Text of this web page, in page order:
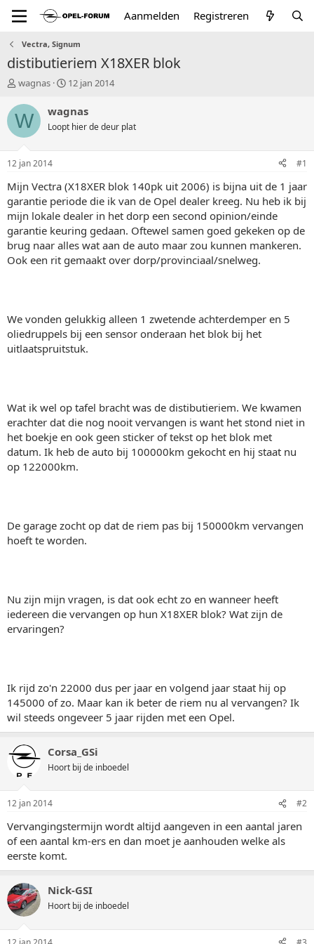
Aanmelden Registreren
Vectra, Signum
distibutieriem X18XER blok
T
p
i
t
a
r
t
e
r
wagnas
S
a
r
t
u
m
12 jan 2014
W wagnas
Loopt hier de deur plat
12 jan 2014 #1
Mijn Vectra (X18XER blok 140pk uit 2006) is bijna uit de 1 jaar
garantie periode die ik van de Opel dealer kreeg. Nu heb ik bij
mijn lokale dealer in het dorp een second opinion/einde
garantie keuring gedaan. Oftewel samen goed gekeken op de
brug naar alles wat aan de auto maar zou kunnen mankeren.
Ook een rit gemaakt over dorp/provinciaal/snelweg.
We vonden gelukkig alleen 1 zwetende achterdemper en 5
oliedruppels bij een sensor onderaan het blok bij het
uitlaatspruitstuk.
Wat ik wel op tafel bracht was de distibutieriem. We kwamen
erachter dat die nog nooit vervangen is want het stond niet in
het boekje en ook geen sticker of tekst op het blok met
datum. Ik heb de auto bij 100000km gekocht en hij staat nu
op 122000km.
De garage zocht op dat de riem pas bij 150000km vervangen
hoeft te worden.
Nu zijn mijn vragen, is dat ook echt zo en wanneer heeft
iedereen die vervangen op hun X18XER blok? Wat zijn de
ervaringen?
Ik rijd zo'n 22000 dus per jaar en volgend jaar staat hij op
145000 of zo. Maar kan ik beter de riem nu al vervangen? Ik
wil steeds ongeveer 5 jaar rijden met een Opel.
Corsa_GSi
Hoort bij de inboedel
12 jan 2014 #2
Vervangingstermijn wordt altijd aangeven in een aantal jaren
of een aantal km-ers en dan moet je aanhouden welke als
eerste komt.
Nick-GSI
Hoort bij de inboedel